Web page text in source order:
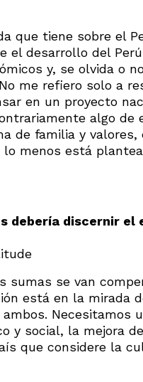
que tiene sobre el
el desarrollo del
y, se olvida o
me refiero solo a
en un proyecto
algo de
de familia y
menos está
debería discernir el
sumas se van
está en la mirada
Necesitamos
y social, la mejora
que considere la